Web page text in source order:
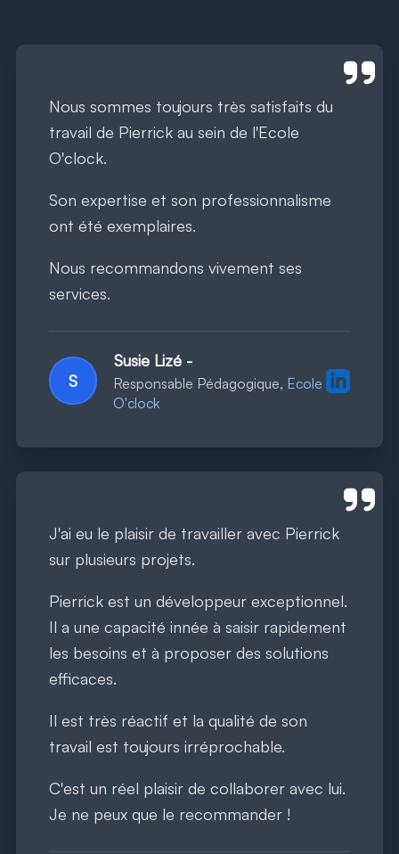
Nous sommes toujours très satisfaits du
travail de Pierrick au sein de l'Ecole
O'clock.
Son expertise et son professionnalisme
ont été exemplaires.
Nous recommandons vivement ses
services.
S
Susie Lizé-
Responsable Pédagogique, Ecole
O'clock
Profil
J'ai eu le plaisir de travailler avec Pierrick
sur plusieurs projets.
Pierrick est un développeur exceptionnel.
Il a une capacité innée à saisir rapidement
les besoins et à proposer des solutions
efficaces.
Il est très réactif et la qualité de son
travail est toujours irréprochable.
C'est un réel plaisir de collaborer avec lui.
Je ne peux que le recommander !